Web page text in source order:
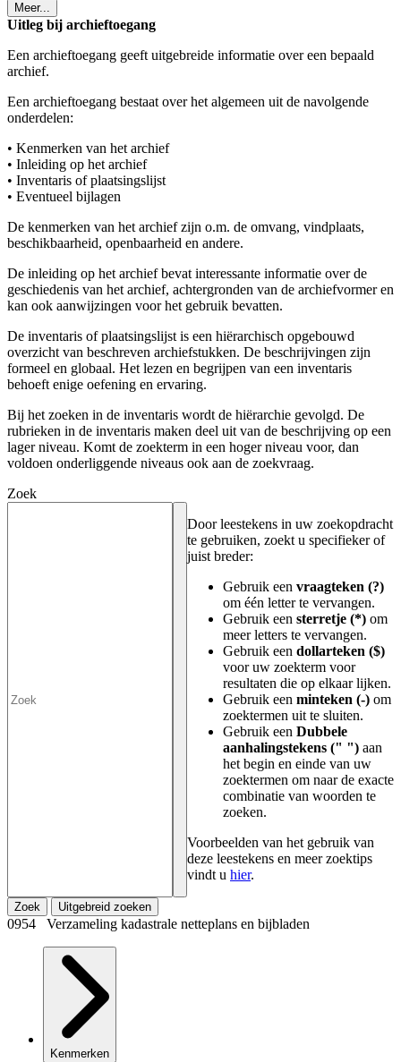
Meer...
Uitleg bij archieftoegang
Een archieftoegang geeft uitgebreide informatie over een bepaald
archief.
Een archieftoegang bestaat over het algemeen uit de navolgende
onderdelen:
• Kenmerken van het archief
• Inleiding op het archief
• Inventaris of plaatsingslijst
• Eventueel bijlagen
De kenmerken van het archief zijn o.m. de omvang, vindplaats,
beschikbaarheid, openbaarheid en andere.
De inleiding op het archief bevat interessante informatie over de
geschiedenis van het archief, achtergronden van de archiefvormer en
kan ook aanwijzingen voor het gebruik bevatten.
De inventaris of plaatsingslijst is een hiërarchisch opgebouwd
overzicht van beschreven archiefstukken. De beschrijvingen zijn
formeel en globaal. Het lezen en begrijpen van een inventaris
behoeft enige oefening en ervaring.
Bij het zoeken in de inventaris wordt de hiërarchie gevolgd. De
rubrieken in de inventaris maken deel uit van de beschrijving op een
lager niveau. Komt de zoekterm in een hoger niveau voor, dan
voldoen onderliggende niveaus ook aan de zoekvraag.
Zoek
Door leestekens in uw zoekopdracht
te gebruiken, zoekt u specifieker of
juist breder:
Gebruik een vraagteken (?)
om één letter te vervangen.
Gebruik een sterretje (*) om
meer letters te vervangen.
Gebruik een dollarteken ($)
voor uw zoekterm voor
resultaten die op elkaar lijken.
Gebruik een minteken (-) om
zoektermen uit te sluiten.
Gebruik een Dubbele
aanhalingstekens (" ") aan
het begin en einde van uw
zoektermen om naar de exacte
combinatie van woorden te
zoeken.
Voorbeelden van het gebruik van
deze leestekens en meer zoektips
vindt u hier.
Zoek Uitgebreid zoeken
0954 Verzameling kadastrale netteplans en bijbladen
Kenmerken